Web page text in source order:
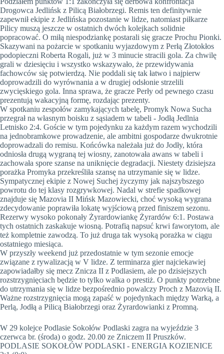
Drogowca Jedlińsk z Pilicą Białobrzegi. Remis ten definitywnie
zapewnił ekipie z Jedlińska pozostanie w lidze, natomiast piłkarze
Pilicy muszą jeszcze w ostatnich dwóch kolejkach solidnie
popracować. O miłą niespodziankę postarali się gracze Prochu Pionki.
Skazywani na pożarcie w spotkaniu wyjazdowym z Perłą Złotokłos
podopieczni Roberta Rogali, już w 3 minucie stracili gola. Za chwilę
grali w dziesięciu i wszystko wskazywało, że przewidywania
fachowców się potwierdzą. Nie poddali się tak łatwo i najpierw
doprowadzili do wyrównania a w drugiej odsłonie strzelili
zwycięskiego gola. Inna sprawa, że gracze Perły od pewnego czasu
prezentują wakacyjną formę, rozdając prezenty.
W spotkaniu zespołów zamykających tabelę, Promyk Nowa Sucha
przegrał na własnym boisku z sąsiadem w tabeli - Jodłą Jedlnia
Letnisko 2:4. Goście w tym pojedynku za każdym razem wychodzili
na jednobramkowe prowadzenie, ale ambitni gospodarze dwukrotnie
doprowadzali do remisu. Końcówka należała już do Jodły, która
odniosła drugą wygraną tej wiosny, zanotowała awans w tabeli i
zachowała spore szanse na uniknięcie degradacji. Niestety dzisiejsza
porażka Promyka przekreśliła szansę na utrzymanie się w lidze.
Sympatycznej ekipie z Nowej Suchej życzymy jak najszybszego
powrotu do tej klasy rozgrywkowej. Nadal w strefie spadkowej
znajduje się Mazovia II Mińsk Mazowiecki, choć wysoką wygrana
zdecydowanie poprawiła lokatę wyjściową przed finiszem sezonu.
Rezerwy wysoko pokonały Żyrardowiankę Żyrardów 6:1. Postawa
tych ostatnich zaskakuje wiosną. Potrafią napsuć krwi faworytom, ale
też kompletnie zawodzą. To już druga tak wysoką porażka w ciągu
ostatniego miesiąca.
W przyszły weekend już przedostatnie w tym sezonie emocje
związane z rywalizacją w V lidze. Z terminarza gier najciekawiej
zapowiadałby się mecz Znicza II z Podlasiem, ale po dzisiejszych
rozstrzygnięciach będzie to tylko walka o prestiż. O punkty potrzebne
do utrzymania się w lidze bezpośrednio powalczy Proch z Mazovią II.
Ważne rozstrzygnięcia mogą zapaść w pojedynkach między Warką, a
Perlą, Jodłą a Pilicą Białobrzegi oraz Żyrardowianki z Promną.
W 29 kolejce Podlasie Sokołów Podlaski zagra na wyjeździe 3
czerwca br. (środa) o godz. 20.00 ze Zniczem II Pruszków.
PODLASIE SOKOŁÓW PODLASKI - ENERGIA KOZIENICE